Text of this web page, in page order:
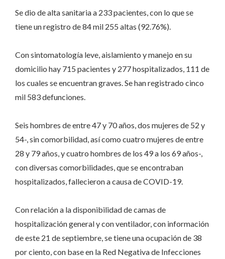
Se dio de alta sanitaria a 233 pacientes, con lo que se
tiene un registro de 84 mil 255 altas (92.76%).
Con sintomatología leve, aislamiento y manejo en su
domicilio hay 715 pacientes y 277 hospitalizados, 111 de
los cuales se encuentran graves. Se han registrado cinco
mil 583 defunciones.
Seis hombres de entre 47 y 70 años, dos mujeres de 52 y
54-, sin comorbilidad, así como cuatro mujeres de entre
28 y 79 años, y cuatro hombres de los 49 a los 69 años-,
con diversas comorbilidades, que se encontraban
hospitalizados, fallecieron a causa de COVID-19.
Con relación a la disponibilidad de camas de
hospitalización general y con ventilador, con información
de este 21 de septiembre, se tiene una ocupación de 38
por ciento, con base en la Red Negativa de Infecciones